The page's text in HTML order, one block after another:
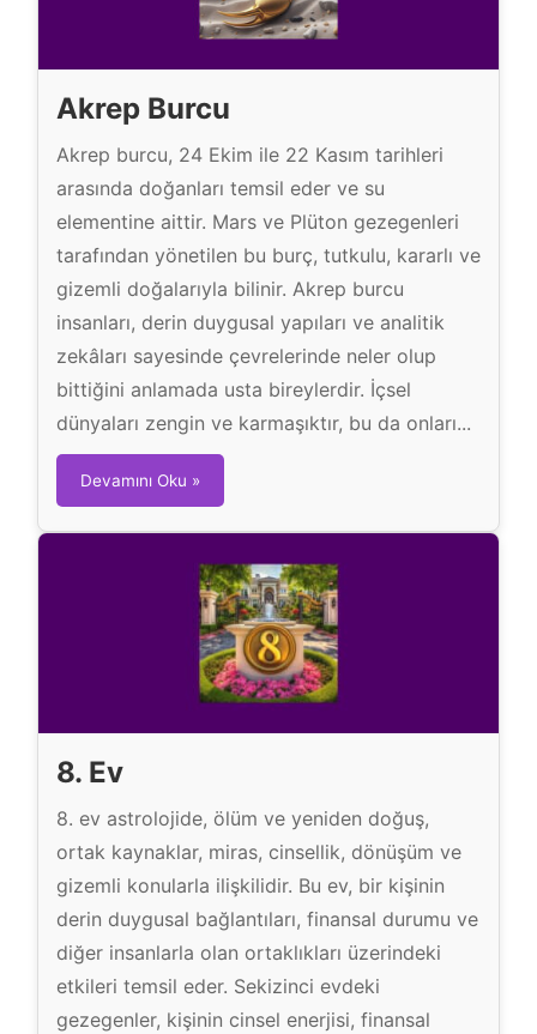
Akrep Burcu
Akrep burcu, 24 Ekim ile 22 Kasım tarihleri
arasında doğanları temsil eder ve su
elementine aittir. Mars ve Plüton gezegenleri
tarafından yönetilen bu burç, tutkulu, kararlı ve
gizemli doğalarıyla bilinir. Akrep burcu
insanları, derin duygusal yapıları ve analitik
zekâları sayesinde çevrelerinde neler olup
bittiğini anlamada usta bireylerdir. İçsel
dünyaları zengin ve karmaşıktır, bu da onları...
Devamını Oku »A
k
r
e
p
B
u
r
c
u
8. Ev
8. ev astrolojide, ölüm ve yeniden doğuş,
ortak kaynaklar, miras, cinsellik, dönüşüm ve
gizemli konularla ilişkilidir. Bu ev, bir kişinin
derin duygusal bağlantıları, finansal durumu ve
diğer insanlarla olan ortaklıkları üzerindeki
etkileri temsil eder. Sekizinci evdeki
gezegenler, kişinin cinsel enerjisi, finansal